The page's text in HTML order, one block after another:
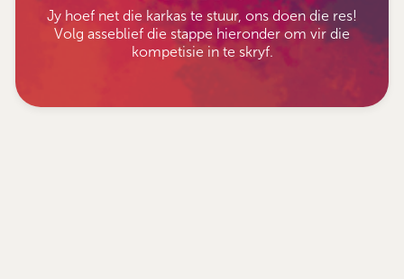
Jy hoef net die karkas te stuur, ons doen die res!
Volg asseblief die stappe hieronder om vir die
kompetisie in te skryf.